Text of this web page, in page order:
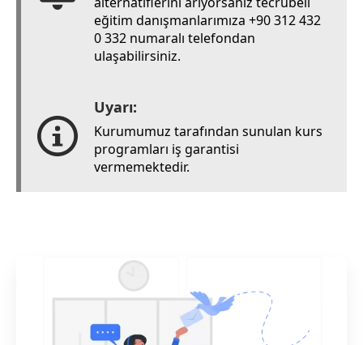
eğitim danışmanlarımıza +90 312 432
0 332 numaralı telefondan
ulaşabilirsiniz.
Uyarı:
Kurumumuz tarafından sunulan kurs
programları iş garantisi
vermemektedir.